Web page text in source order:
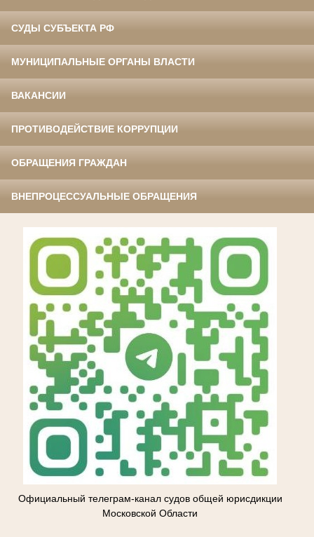
СУДЫ СУБЪЕКТА РФ
МУНИЦИПАЛЬНЫЕ ОРГАНЫ ВЛАСТИ
ВАКАНСИИ
ПРОТИВОДЕЙСТВИЕ КОРРУПЦИИ
ОБРАЩЕНИЯ ГРАЖДАН
ВНЕПРОЦЕССУАЛЬНЫЕ ОБРАЩЕНИЯ
Официальный телеграм-канал судов общей юрисдикции
Московской Области